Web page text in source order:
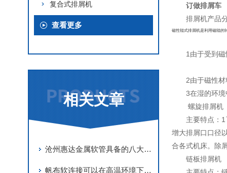
复合式排屑机
查看更多
相关文章
沧州惠达金属软管具备的八大优势
帆布软连接可以在高温环境下正常使用
订做排屑车
排屑机产品
磁性辊式排屑机是利用磁辊的
1由于受到
2由于磁性
3在湿的环
螺旋排屑机
主要特点：
增大排屑口口径
合各式机床。除
链板排屑机